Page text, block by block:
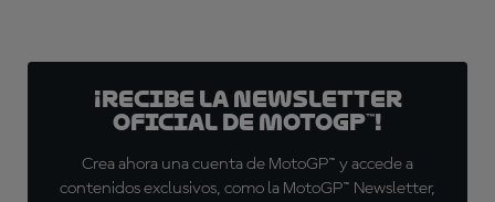
¡Recibe la Newsletter
oficial de MotoGP™!
Crea ahora una cuenta de MotoGP™ y accede a
contenidos exclusivos, como la MotoGP™ Newsletter,